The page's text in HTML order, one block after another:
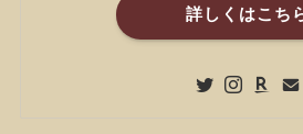
詳しくはこち